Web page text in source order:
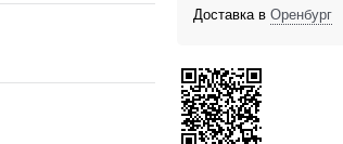
Доставка в Оренбург